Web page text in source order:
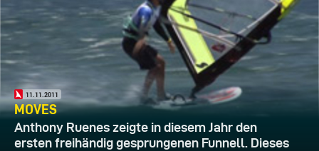
11.11.2011
MOVES
Anthony Ruenes zeigte in diesem Jahr den
ersten freihändig gesprungenen Funnell. Dieses